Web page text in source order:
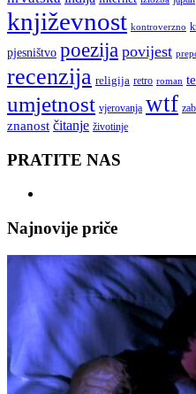
književnost kontroverzno
pjesništvo poezija povijest
recenzija religija retro roman
umjetnost vjerovanja wtf
znanost čitanje životinje
PRATITE NAS
Najnovije priče